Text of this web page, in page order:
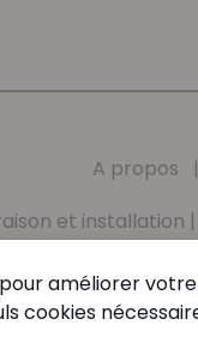
A propos |
et installation |
générales|Vie
- Du Lundi
améliorer
cookies